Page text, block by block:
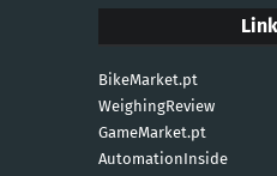
BikeMarket.pt
WeighingReview
GameMarket.pt
AutomationInside